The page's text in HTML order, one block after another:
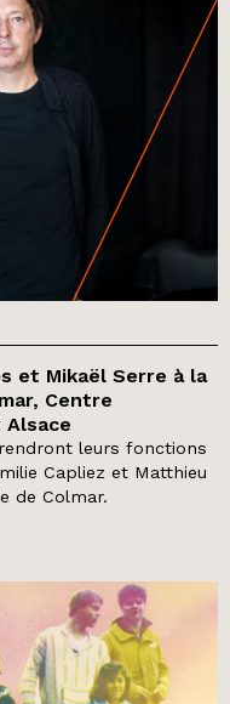
et Mikaël Serre à la
Centre
Alsace
leurs fonctions
Capliez et Matthieu
de Colmar.